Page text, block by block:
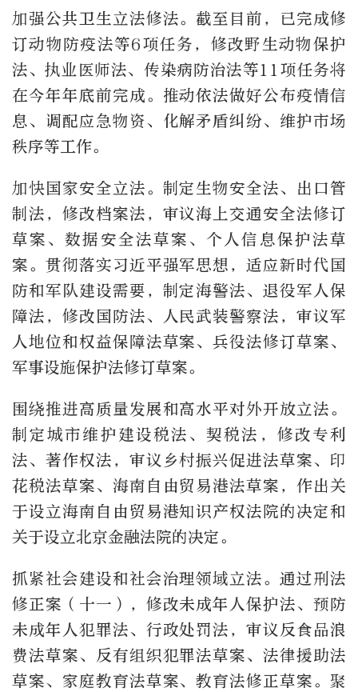
加强公共卫生立法修法。截至目前，已完成修
订动物防疫法等6项任务，修改野生动物保护
法、执业医师法、传染病防治法等11项任务将
在今年年底前完成。推动依法做好公布疫情信
息、调配应急物资、化解矛盾纠纷、维护市场
秩序等工作。
加快国家安全立法。制定生物安全法、出口管
制法，修改档案法，审议海上交通安全法修订
草案、数据安全法草案、个人信息保护法草
案。贯彻落实习近平强军思想，适应新时代国
防和军队建设需要，制定海警法、退役军人保
障法，修改国防法、人民武装警察法，审议军
人地位和权益保障法草案、兵役法修订草案、
军事设施保护法修订草案。
围绕推进高质量发展和高水平对外开放立法。
制定城市维护建设税法、契税法，修改专利
法、著作权法，审议乡村振兴促进法草案、印
花税法草案、海南自由贸易港法草案，作出关
于设立海南自由贸易港知识产权法院的决定和
关于设立北京金融法院的决定。
抓紧社会建设和社会治理领域立法。通过刑法
修正案（十一），修改未成年人保护法、预防
未成年人犯罪法、行政处罚法，审议反食品浪
费法草案、反有组织犯罪法草案、法律援助法
草案、家庭教育法草案、教育法修正草案。聚